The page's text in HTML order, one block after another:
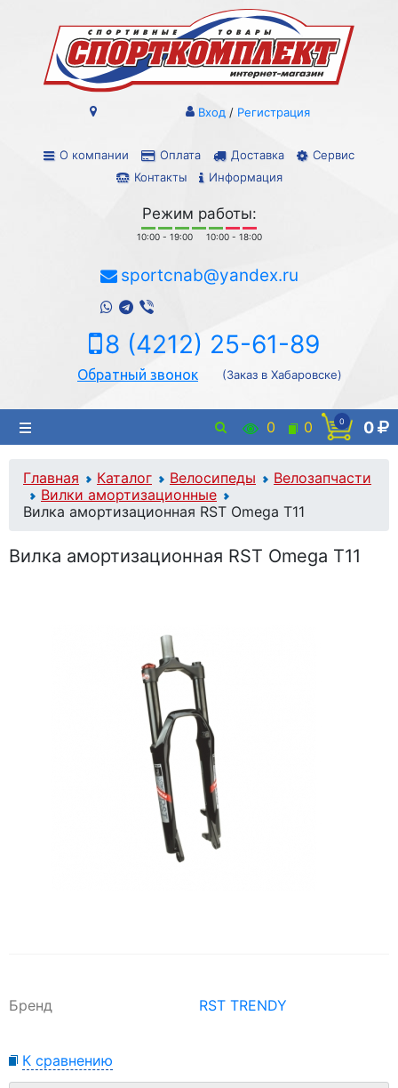
О компании Оплата Доставка
Сервис
Контакты
Информация
Вход / Регистрация
Режим работы:
10:00 - 19:00 10:00 - 18:00
sportcnab@yandex.ru
8 (4212) 25-61-89
Обратный звонок (Заказ в Хабаровске)
0 0 0 0
Главная Каталог Велосипеды
Велозапчасти
Вилки амортизационные
Вилка амортизационная RST Omega T11
Вилка амортизационная RST Omega T11
Бренд RST TRENDY
К сравнению